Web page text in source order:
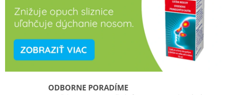
ODBORNE PORADÍME